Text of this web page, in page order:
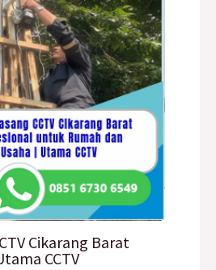
Cikarang Barat
CCTV